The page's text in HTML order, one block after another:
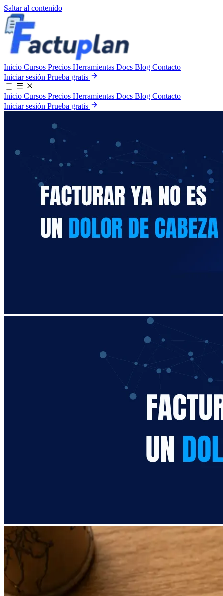
Saltar al contenido
Inicio Cursos Precios Herramientas Docs Blog Contacto
Iniciar sesión Prueba gratis
Inicio Cursos Precios Herramientas Docs Blog Contacto
Iniciar sesión Prueba gratis